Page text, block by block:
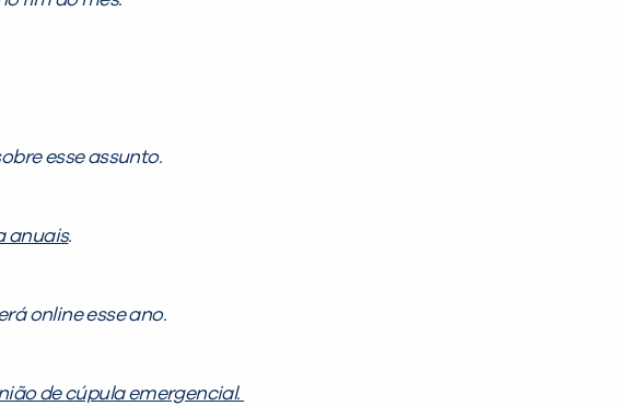
esse assunto.
anuais.
online esse ano.
de cúpula emergencial.